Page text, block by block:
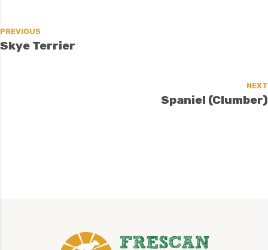
PREVIOUS
Skye Terrier
NEXT
Spaniel (Clumber)